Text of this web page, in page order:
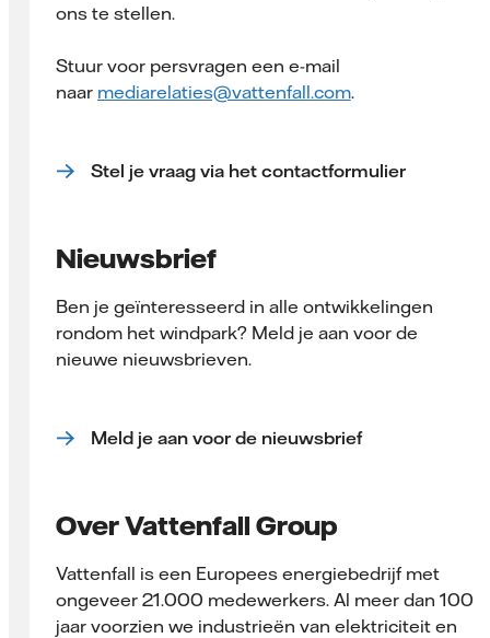
ons te stellen.
Stuur voor persvragen een e-mail
naar mediarelaties@vattenfall.com.
Stel je vraag via het contactformulier
Nieuwsbrief
Ben je geïnteresseerd in alle ontwikkelingen
rondom het windpark? Meld je aan voor de
nieuwe nieuwsbrieven.
Meld je aan voor de nieuwsbrief
Over Vattenfall Group
Vattenfall is een Europees energiebedrijf met
ongeveer 21.000 medewerkers. Al meer dan 100
jaar voorzien we industrieën van elektriciteit en